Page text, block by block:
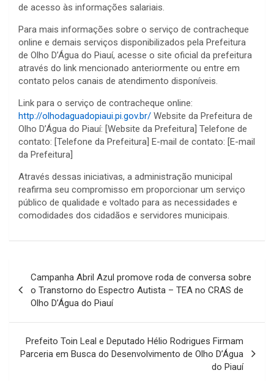
de acesso às informações salariais.
Para mais informações sobre o serviço de contracheque
online e demais serviços disponibilizados pela Prefeitura
de Olho D’Água do Piauí, acesse o site oficial da prefeitura
através do link mencionado anteriormente ou entre em
contato pelos canais de atendimento disponíveis.
Link para o serviço de contracheque online:
http://olhodaguadopiaui.pi.gov.br/ Website da Prefeitura de
Olho D’Água do Piauí: [Website da Prefeitura] Telefone de
contato: [Telefone da Prefeitura] E-mail de contato: [E-mail
da Prefeitura]
Através dessas iniciativas, a administração municipal
reafirma seu compromisso em proporcionar um serviço
público de qualidade e voltado para as necessidades e
comodidades dos cidadãos e servidores municipais.
de
Post
Campanha Abril Azul promove roda de conversa sobre
o Transtorno do Espectro Autista – TEA no CRAS de
Olho D’Água do Piauí
Prefeito Toin Leal e Deputado Hélio Rodrigues Firmam
Parceria em Busca do Desenvolvimento de Olho D’Água
do Piauí